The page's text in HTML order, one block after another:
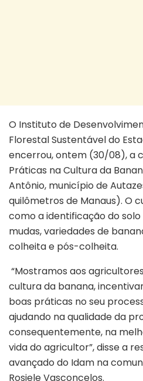
O Instituto de
Florestal Sustentável do
encerrou, ontem (30/08), a
Práticas na Cultura da
Antônio, município de
quilômetros de Manaus). O
como a identificação do
mudas, variedades de
colheita e pós-colheita.
“Mostramos aos
cultura da banana,
boas práticas no seu
ajudando na qualidade da
consequentemente, na
vida do agricultor”, disse a
avançado do Idam na
Rosiele Vasconcelos.